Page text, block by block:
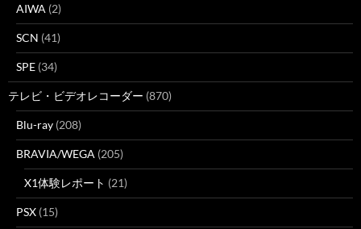
AIWA (2)
SCN (41)
SPE (34)
テレビ・ビデオレコーダー (870)
Blu-ray (208)
BRAVIA/WEGA (205)
X1体験レポート (21)
PSX (15)